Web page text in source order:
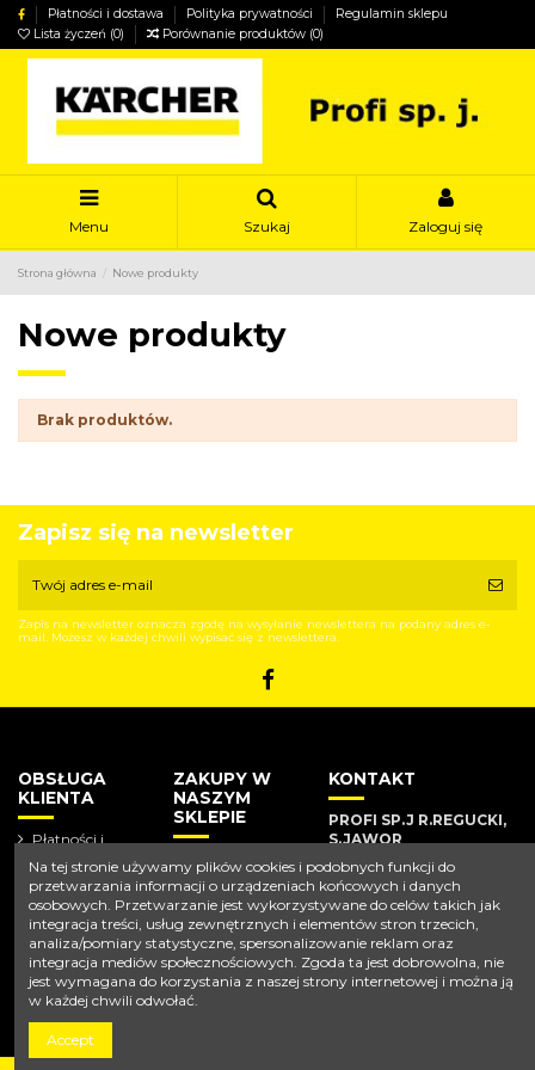
Płatności i dostawa Polityka prywatności
Regulamin sklepu
Lista życzeń (0) Porównanie produktów (0)
Menu Szukaj Zaloguj się
Strona główna Nowe produkty
Nowe produkty
Brak produktów.
Zapisz się na newsletter
Zapis na newsletter oznacza zgodę na wysyłanie newslettera na podany adres e-
mail. Możesz w każdej chwili wypisać się z newslettera.
OBSŁUGA
KLIENTA
Płatności i
dostawa
Polityka
prywatności
Strona główna
ZAKUPY W
NASZYM
SKLEPIE
Nowe
produkty
KONTAKT
PROFI SP.J R.REGUCKI,
S.JAWOR
Ul. Balicka 79a 30-149
Kraków
Tel 12 637 66 35
biuro@profikarcher.com.pl
Na tej stronie używamy plików cookies i podobnych funkcji do
przetwarzania informacji o urządzeniach końcowych i danych
osobowych. Przetwarzanie jest wykorzystywane do celów takich jak
integracja treści, usług zewnętrznych i elementów stron trzecich,
analiza/pomiary statystyczne, spersonalizowanie reklam oraz
integracja mediów społecznościowych. Zgoda ta jest dobrowolna, nie
jest wymagana do korzystania z naszej strony internetowej i można ją
w każdej chwili odwołać.
Accept